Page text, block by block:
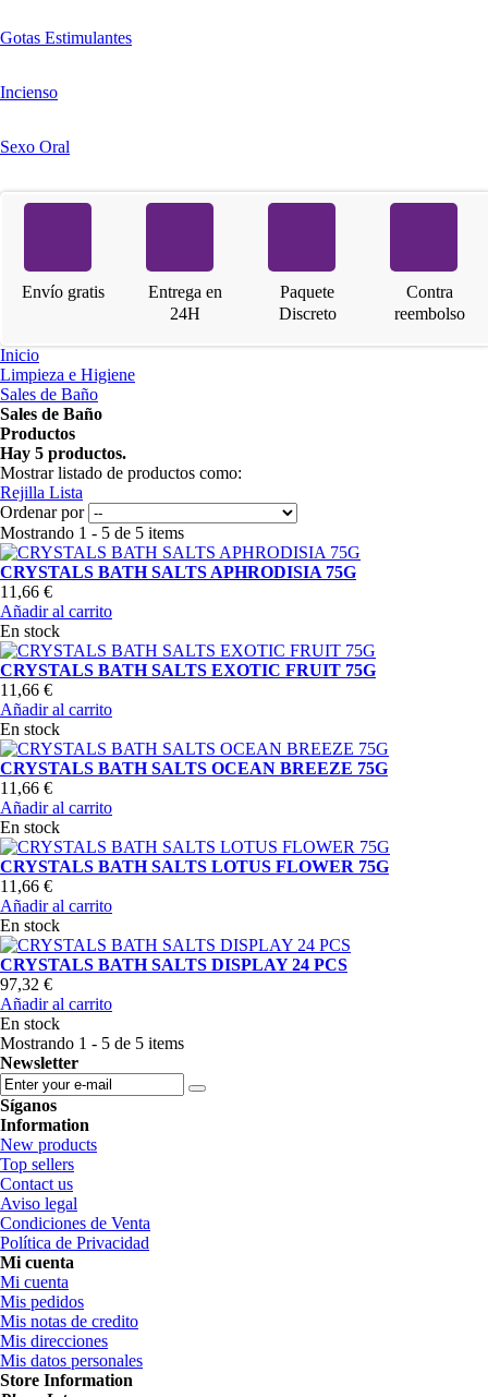
Gotas Estimulantes
Incienso
Sexo Oral
Envío gratis
Entrega en
24H
Paquete
Discreto
Contra
reembolso
Inicio
Limpieza e Higiene
Sales de Baño
Sales de Baño
Productos
Hay 5 productos.
Mostrar listado de productos como:
Rejilla Lista
Ordenar por
Mostrando 1 - 5 de 5 items
CRYSTALS BATH SALTS APHRODISIA 75G
11,66 €
Añadir al carrito
En stock
CRYSTALS BATH SALTS EXOTIC FRUIT 75G
11,66 €
Añadir al carrito
En stock
CRYSTALS BATH SALTS OCEAN BREEZE 75G
11,66 €
Añadir al carrito
En stock
CRYSTALS BATH SALTS LOTUS FLOWER 75G
11,66 €
Añadir al carrito
En stock
CRYSTALS BATH SALTS DISPLAY 24 PCS
97,32 €
Añadir al carrito
En stock
Mostrando 1 - 5 de 5 items
Newsletter
Síganos
Information
New products
Top sellers
Contact us
Aviso legal
Condiciones de Venta
Política de Privacidad
Mi cuenta
Mi cuenta
Mis pedidos
Mis notas de credito
Mis direcciones
Mis datos personales
Store Information